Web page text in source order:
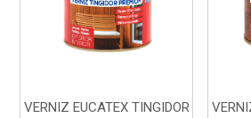
VERNIZ EUCATEX TINGIDOR